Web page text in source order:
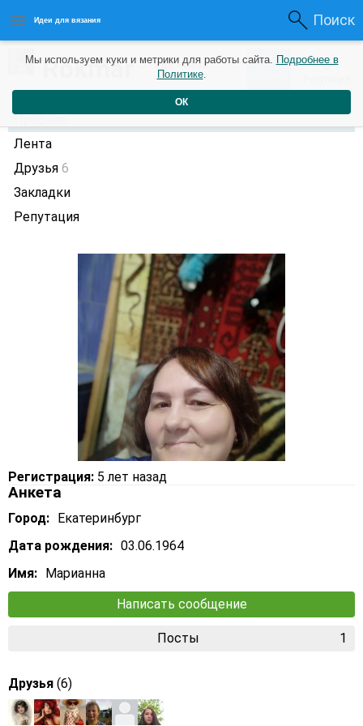
Идеи для вязания Поиск
Rokmar 3 года назад 0 0
Профиль
Лента
Друзья 6
Закладки
Репутация
Регистрация: 5 лет назад
Анкета
Город: Екатеринбург
Дата рождения: 03.06.1964
Имя: Марианна
Написать сообщение
Посты 1
Друзья (6)
Мы используем куки и метрики для работы сайта. Подробнее в
Политике.
ОК